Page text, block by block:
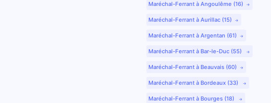
Maréchal-Ferrant à Angoulême (16)
Maréchal-Ferrant à Aurillac (15)
Maréchal-Ferrant à Argentan (61)
Maréchal-Ferrant à Bar-le-Duc (55)
Maréchal-Ferrant à Beauvais (60)
Maréchal-Ferrant à Bordeaux (33)
Maréchal-Ferrant à Bourges (18)